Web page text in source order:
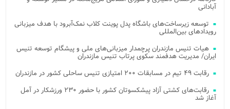
آبادانی
توسعه زیرساخت‌های باشگاه پدل پوینت کلاب نمک‌آبرود با هدف میزبانی
رویدادهای بین‌المللی
هیات تنیس مازندران پرچمدار میزبانی‌های ملی و پیشگام توسعه تنیس
ایران/ مدیریت هدفمند سکوی پرتاب تنیس مازندران
رقابت ۴۹ تیم در مسابقات ۲۰۰ امتیازی تنیس ساحلی کشور در مازندران
رقابت‌های کشتی آزاد پیشکسوتان کشور با حضور ۲۳۰ ورزشکار در آمل
آغاز شد